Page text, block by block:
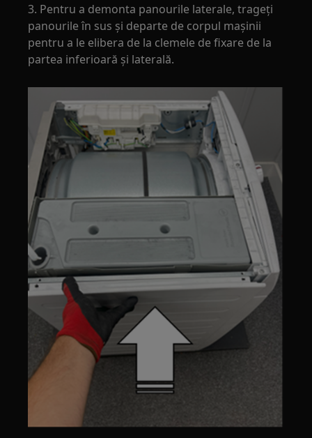
3. Pentru a demonta panourile laterale, trageți
panourile în sus și departe de corpul mașinii
pentru a le elibera de la clemele de fixare de la
partea inferioară și laterală.